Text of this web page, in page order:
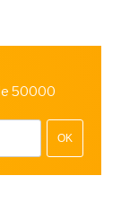
50000
OK